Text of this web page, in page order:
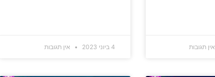
אין תגובות 4 ביוני 2023 אין תגובות